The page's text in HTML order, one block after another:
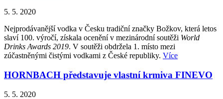
5. 5. 2020
Nejprodávanější vodka v Česku tradiční značky Božkov, která letos
slaví 100. výročí, získala ocenění v mezinárodní soutěži World
Drinks Awards 2019. V soutěži obdržela 1. místo mezi
zúčastněnými čistými vodkami z České republiky. Více
HORNBACH představuje vlastní krmiva FINEVO
5. 5. 2020